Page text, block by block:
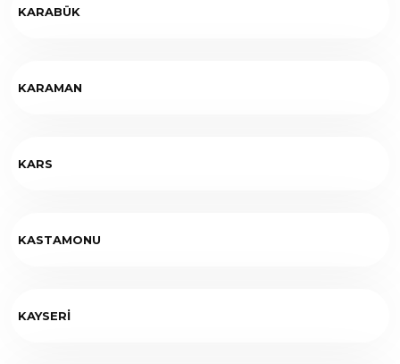
KARABÜK
KARAMAN
KARS
KASTAMONU
KAYSERİ